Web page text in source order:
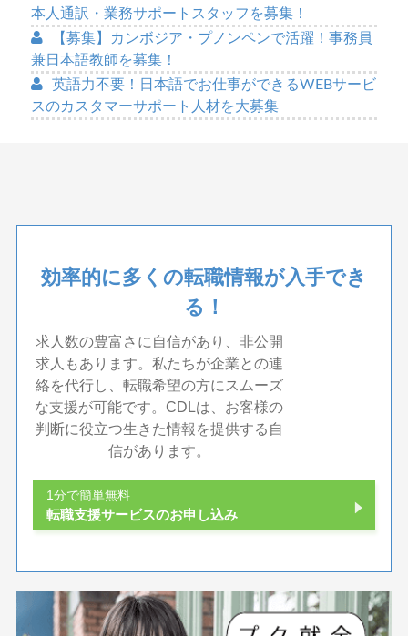
本人通訳・業務サポートスタッフを募集！
【募集】カンボジア・プノンペンで活躍！事務員
兼日本語教師を募集！
英語力不要！日本語でお仕事ができるWEBサービ
スのカスタマーサポート人材を大募集
効率的に多くの転職情報が入手でき
る！
求人数の豊富さに自信があり、非公開
求人もあります。私たちが企業との連
絡を代行し、転職希望の方にスムーズ
な支援が可能です。CDLは、お客様の
判断に役立つ生きた情報を提供する自
信があります。
1分で簡単無料
転職支援サービスのお申し込み